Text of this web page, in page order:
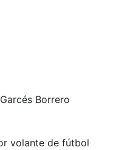
Borrero
volante de fútbol